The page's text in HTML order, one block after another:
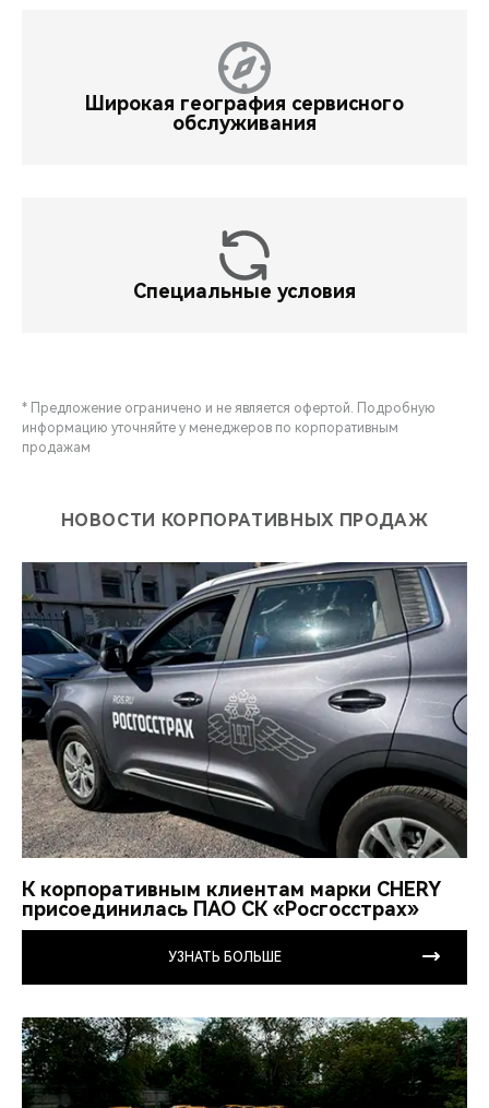
Широкая география сервисного
обслуживания
Специальные условия
* Предложение ограничено и не является офертой. Подробную
информацию уточняйте у менеджеров по корпоративным
продажам
НОВОСТИ КОРПОРАТИВНЫХ ПРОДАЖ
К корпоративным клиентам марки CHERY
присоединилась ПАО СК «Росгосстрах»
УЗНАТЬ БОЛЬШЕ